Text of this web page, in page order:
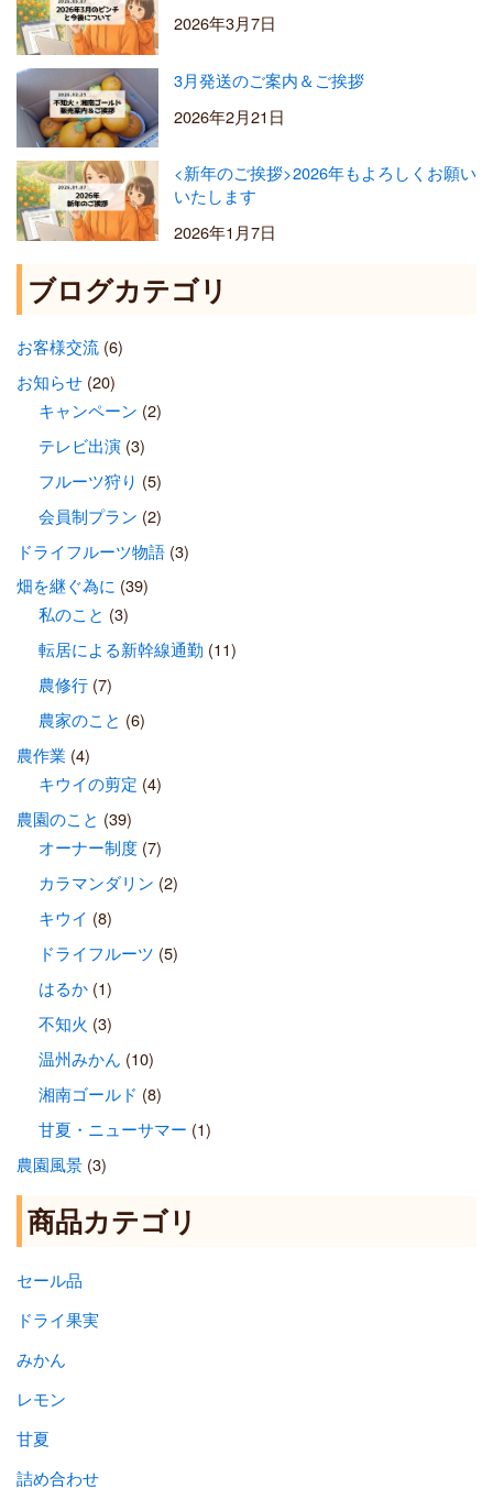
2026年3月7日
3月発送のご案内＆ご挨拶
2026年2月21日
<新年のご挨拶>2026年もよろしくお願い
いたします
2026年1月7日
ブログカテゴリ
お客様交流(6)
お知らせ(20)
キャンペーン (2)
テレビ出演(3)
フルーツ狩り (5)
会員制プラン (2)
ドライフルーツ物語(3)
畑を継ぐ為に (39)
私のこと (3)
転居による新幹線通勤 (11)
農修行(7)
農家のこと (6)
農作業 (4)
キウイの剪定 (4)
農園のこと (39)
オーナー制度(7)
カラマンダリン (2)
キウイ (8)
ドライフルーツ (5)
はるか(1)
不知火 (3)
温州みかん (10)
湘南ゴールド (8)
甘夏・ニューサマー (1)
農園風景(3)
商品カテゴリ
セール品
ドライ果実
みかん
レモン
甘夏
詰め合わせ